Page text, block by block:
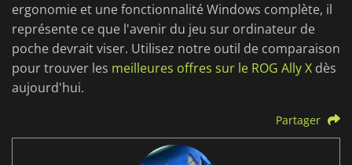
ergonomie et une fonctionnalité Windows complète, il
représente ce que l'avenir du jeu sur ordinateur de
poche devrait viser. Utilisez notre outil de comparaison
pour trouver les meilleures offres sur le ROG Ally X dès
aujourd'hui.
Partager